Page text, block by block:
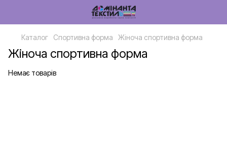
Каталог Спортивна форма Жіноча спортивна форма
Жіноча спортивна форма
Немає товарів